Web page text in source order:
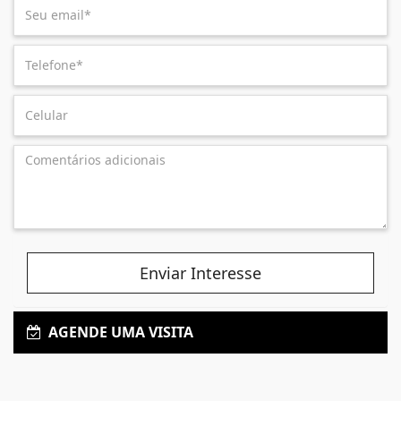
Enviar Interesse
AGENDE UMA VISITA